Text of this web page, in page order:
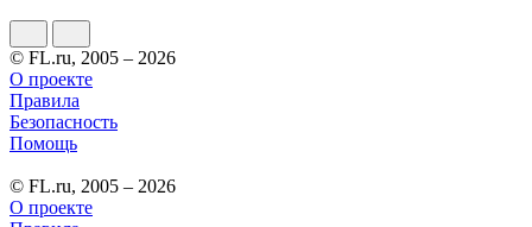
© FL.ru, 2005 – 2026
О проекте
Правила
Безопасность
Помощь
© FL.ru, 2005 – 2026
О проекте